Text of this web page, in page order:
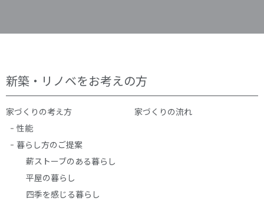
新築・リノベをお考えの方
家づくりの考え方
性能
暮らし方のご提案
薪ストーブのある暮らし
平屋の暮らし
四季を感じる暮らし
家づくりの流れ